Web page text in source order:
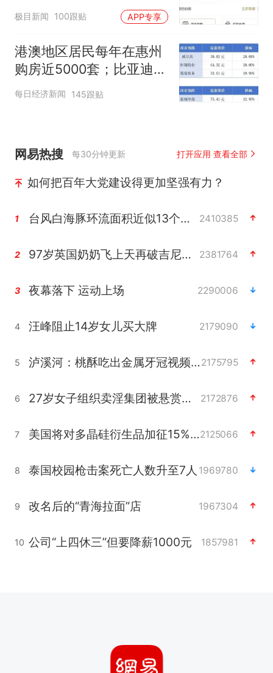
500杯，店员：今天奶茶
店都很忙，要等2个多小
时
极目新闻 100跟贴 APP专享
港澳地区居民每年在惠州
购房近5000套；比亚迪销
量跻身全球车企第六丨大
湾区财经早参
每日经济新闻 145跟贴
网易热搜 每30分钟更新 打开应用 查看全部
如何把百年大党建设得更加坚强有力？
1 台风白海豚环流面积近似13个浙江 2410385
2 97岁英国奶奶飞上天再破吉尼斯纪录 2381764
3 夜幕落下 运动上场 2290006
4 汪峰阻止14岁女儿买大牌 2179090
5 泸溪河：桃酥吃出金属牙冠视频不实2175795
6 27岁女子组织卖淫集团被悬赏通缉 2172876
7 美国将对多晶硅衍生品加征15%关税2125066
8 泰国校园枪击案死亡人数升至7人 1969780
9 改名后的“青海拉面”店 1967304
10 公司“上四休三”但要降薪1000元 1857981